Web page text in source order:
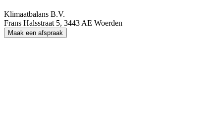
Klimaatbalans B.V.
Frans Halsstraat 5, 3443 AE Woerden
Maak een afspraak